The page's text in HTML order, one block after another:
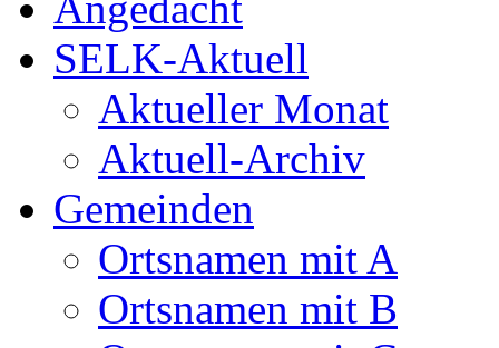
SELK-Aktuell
Aktueller Monat
Aktuell-Archiv
Gemeinden
Ortsnamen mit A
Ortsnamen mit B